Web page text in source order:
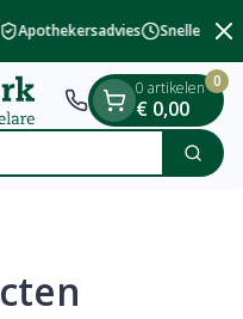
Apothekersadvies Snelle
Zoek
0 artikelen
€ 0,00
0